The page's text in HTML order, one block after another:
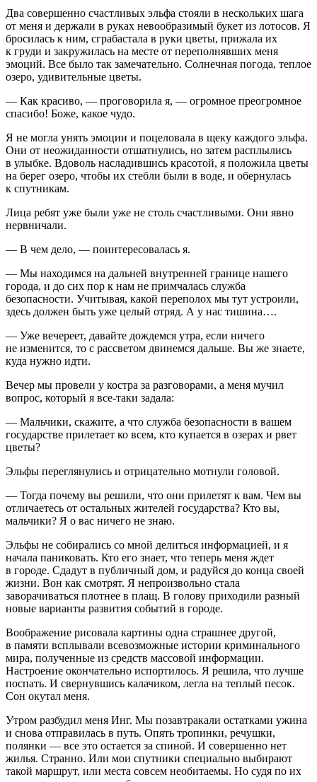
Два совершенно счастливых эльфа стояли в нескольких шага
от меня и держали в руках невообразимый букет из лотосов. Я
бросилась к ним, сграбастала в руки цветы, прижала их
к груди и закружилась на месте от переполнявших меня
эмоций. Все было так замечательно. Солнечная погода, теплое
озеро, удивительные цветы.
— Как красиво, — проговорила я, — огромное преогромное
спасибо! Боже, какое чудо.
Я не могла унять эмоции и поцеловала в щеку каждого эльфа.
Они от неожиданности отшатнулись, но затем расплылись
в улыбке. Вдоволь насладившись красотой, я положила цветы
на берег озеро, чтобы их стебли были в воде, и обернулась
к спутникам.
Лица ребят уже были уже не столь счастливыми. Они явно
нервничали.
— В чем дело, — поинтересовалась я.
— Мы находимся на дальней внутренней границе нашего
города, и до сих пор к нам не примчалась служба
безопасности. Учитывая, какой переполох мы тут устроили,
здесь должен быть уже целый отряд. А у нас тишина….
— Уже вечереет, давайте дождемся утра, если ничего
не изменится, то с рассветом двинемся дальше. Вы же знаете,
куда нужно идти.
Вечер мы провели у костра за разговорами, а меня мучил
вопрос, который я все-таки задала:
— Мальчики, скажите, а что служба безопасности в вашем
государстве прилетает ко всем, кто купается в озерах и рвет
цветы?
Эльфы переглянулись и отрицательно мотнули головой.
— Тогда почему вы решили, что они прилетят к вам. Чем вы
отличаетесь от остальных жителей государства? Кто вы,
мальчики? Я о вас ничего не знаю.
Эльфы не собирались со мной делиться информацией, и я
начала паниковать. Кто его знает, что теперь меня ждет
в городе. Сдадут в публичный дом, и радуйся до конца своей
жизни. Вон как смотрят. Я непроизвольно стала
заворачиваться плотнее в плащ. В голову приходили разный
новые варианты развития событий в городе.
Воображение рисовала картины одна страшнее другой,
в памяти всплывали всевозможные истории криминального
мира, полученные из средств массовой информации.
Настроение окончательно испортилось. Я решила, что лучше
поспать. И свернувшись калачиком, легла на теплый песок.
Сон окутал меня.
Утром разбудил меня Инг. Мы позавтракали остатками ужина
и снова отправилась в путь. Опять тропинки, речушки,
полянки — все это остается за спиной. И совершенно нет
жилья. Странно. Или мои спутники специально выбирают
такой маршрут, или места совсем необитаемы. Но судя по их